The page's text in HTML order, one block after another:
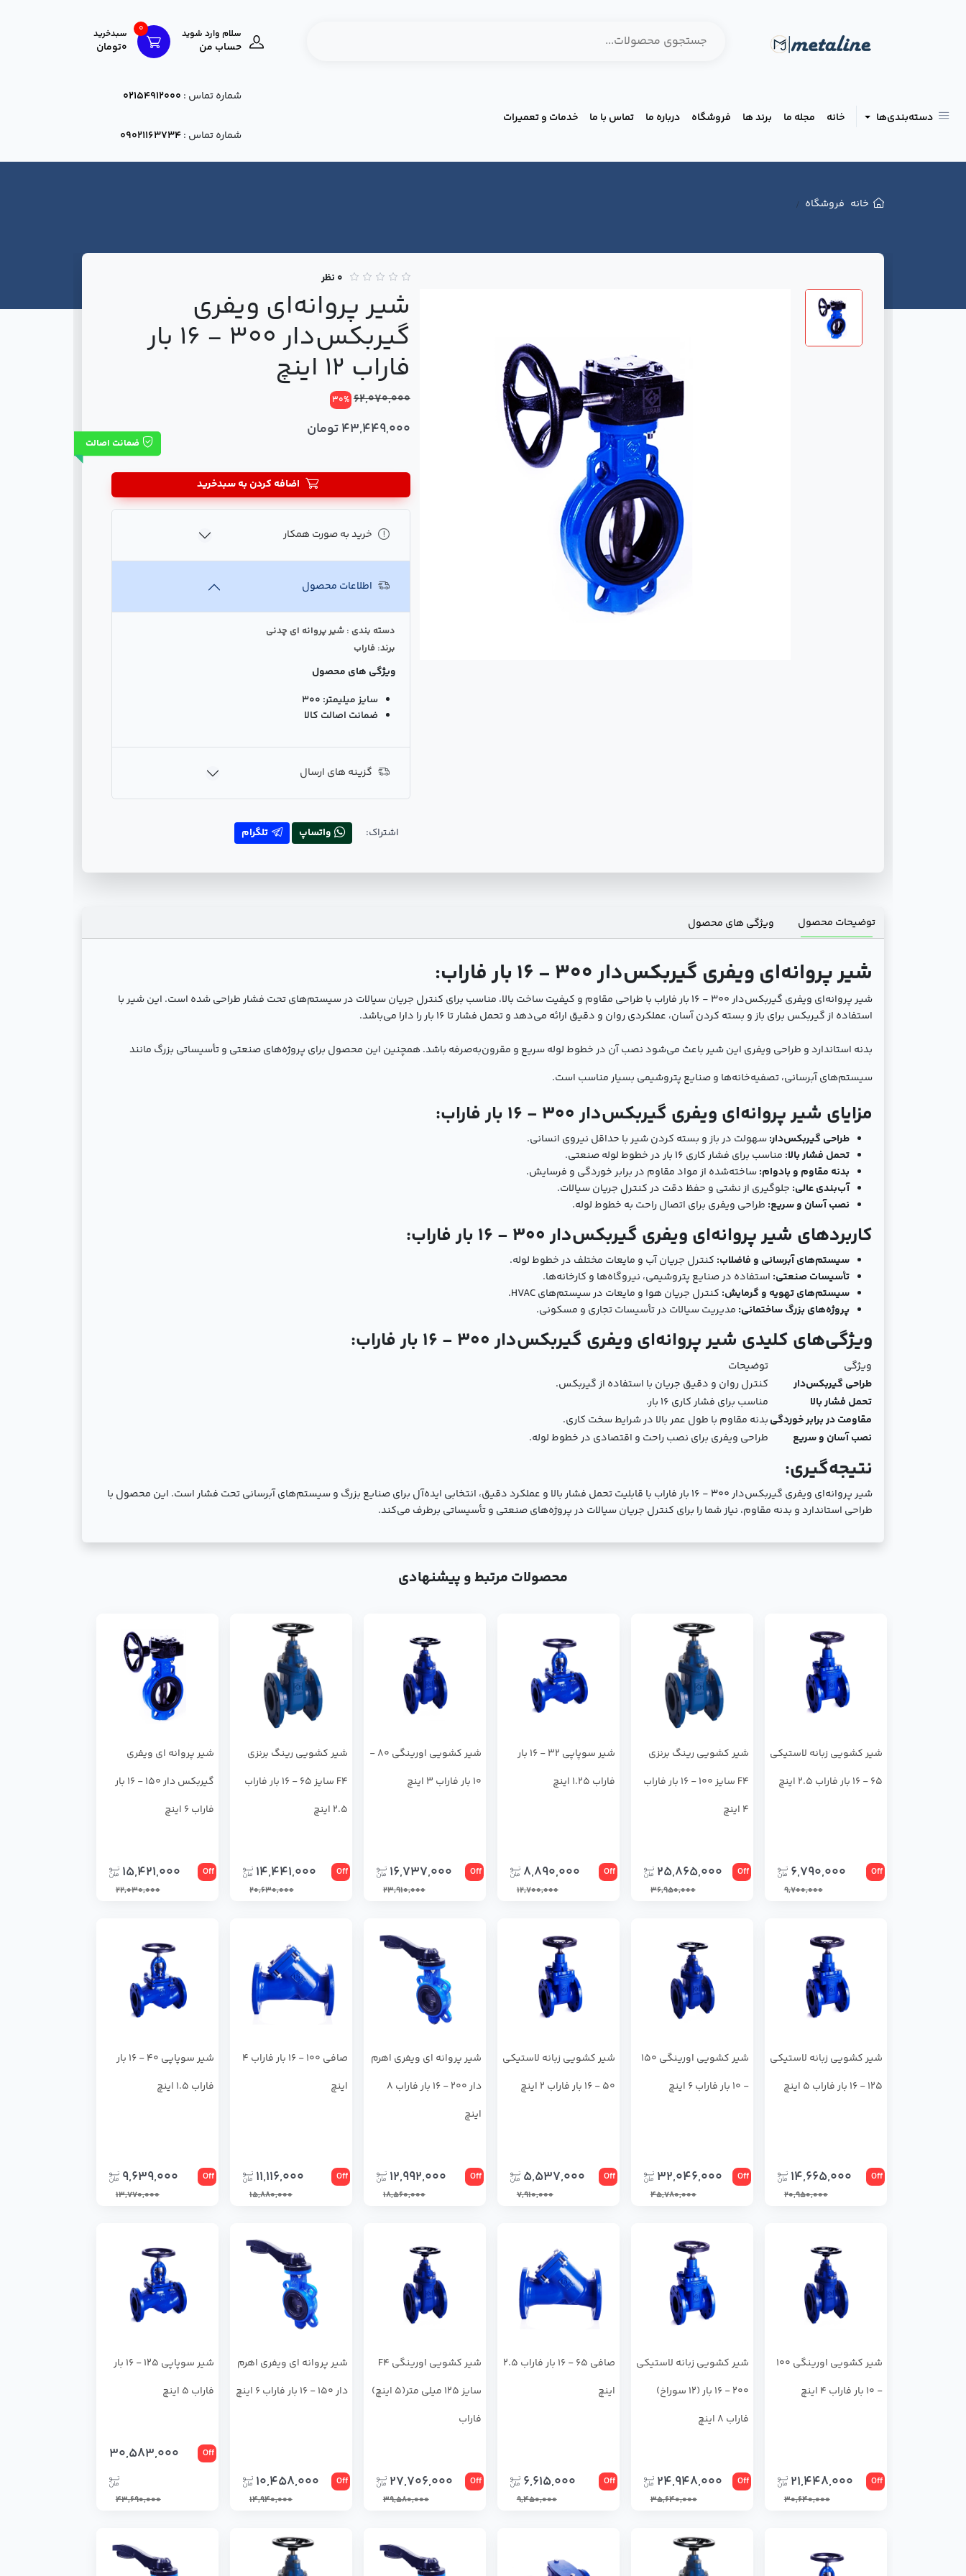
سلام وارد شوید
حساب من
0 سبدخرید
0تومان
دسته‌بندی‌ها خانه مجله ما برند ها فروشگاه درباره ما تماس با ما خدمات و تعمیرات
شماره تماس : 02154912000
شماره تماس :09021163734
خانه فروشگاه
0 نظر
شیر پروانه‌ای ویفری
گیربکس‌دار 300 - 16 بار
فاراب 12 اینچ
62,070,000
30%
43,449,000 تومان
ضمانت اصالت
اضافه کردن به سبدخرید
خرید به صورت همکار
اطلاعات محصول
دسته بندی : شیر پروانه ای چدنی
برند: فاراب
ویژگی های محصول
سایز میلیمتر: 300
ضمانت اصالت کالا
گزینه های ارسال
اشتراک: واتساپ تلگرام
توضیحات محصول ویژگی های محصول
شیر پروانه‌ای ویفری گیربکس‌دار 300 - 16 بار فاراب:
شیر پروانه‌ای ویفری گیربکس‌دار 300 - 16 بار فاراب با طراحی مقاوم و کیفیت ساخت بالا، مناسب برای کنترل جریان سیالات در سیستم‌های تحت فشار طراحی شده است. این شیر با
استفاده از گیربکس برای باز و بسته کردن آسان، عملکردی روان و دقیق ارائه می‌دهد و تحمل فشار تا 16 بار را دارا می‌باشد.
بدنه استاندارد و طراحی ویفری این شیر باعث می‌شود نصب آن در خطوط لوله سریع و مقرون‌به‌صرفه باشد. همچنین این محصول برای پروژه‌های صنعتی و تأسیساتی بزرگ مانند
سیستم‌های آبرسانی، تصفیه‌خانه‌ها و صنایع پتروشیمی بسیار مناسب است.
مزایای شیر پروانه‌ای ویفری گیربکس‌دار 300 - 16 بار فاراب:
طراحی گیربکس‌دار:سهولت در باز و بسته کردن شیر با حداقل نیروی انسانی.
تحمل فشار بالا: مناسب برای فشار کاری 16 بار در خطوط لوله صنعتی.
بدنه مقاوم و بادوام:ساخته‌شده از مواد مقاوم در برابر خوردگی و فرسایش.
آب‌بندی عالی: جلوگیری از نشتی و حفظ دقت در کنترل جریان سیالات.
نصب آسان و سریع: طراحی ویفری برای اتصال راحت به خطوط لوله.
کاربردهای شیر پروانه‌ای ویفری گیربکس‌دار 300 - 16 بار فاراب:
سیستم‌های آبرسانی و فاضلاب: کنترل جریان آب و مایعات مختلف در خطوط لوله.
تأسیسات صنعتی: استفاده در صنایع پتروشیمی، نیروگاه‌ها و کارخانه‌ها.
سیستم‌های تهویه و گرمایش: کنترل جریان هوا و مایعات در سیستم‌های HVAC.
پروژه‌های بزرگ ساختمانی: مدیریت سیالات در تأسیسات تجاری و مسکونی.
ویژگی‌های کلیدی شیر پروانه‌ای ویفری گیربکس‌دار 300 - 16 بار فاراب:
ویژگی
توضیحات
طراحی گیربکس‌دار
کنترل روان و دقیق جریان با استفاده از گیربکس.
تحمل فشار بالا
مناسب برای فشار کاری 16 بار.
مقاومت در برابر خوردگیبدنه مقاوم با طول عمر بالا در شرایط سخت کاری.
نصب آسان و سریع
طراحی ویفری برای نصب راحت و اقتصادی در خطوط لوله.
نتیجه‌گیری:
شیر پروانه‌ای ویفری گیربکس‌دار 300 - 16 بار فاراب با قابلیت تحمل فشار بالا و عملکرد دقیق، انتخابی ایده‌آل برای صنایع بزرگ و سیستم‌های آبرسانی تحت فشار است. این محصول با
طراحی استاندارد و بدنه مقاوم، نیاز شما را برای کنترل جریان سیالات در پروژه‌های صنعتی و تأسیساتی برطرف می‌کند.
محصولات مرتبط و پیشنهادی
شير كشويي زبانه لاستيكي
65 - 16 بار فاراب 2.5 اینچ
Off
6,790,000
9,700,000
شير كشويي رينگ برنزي
F4 سايز 100 - 16 بار فاراب
4 اینچ
Off
25,865,000
36,950,000
شير سوپاپي 32 - 16 بار
فاراب 1.25 اینچ
Off
8,890,000
12,700,000
شير كشويي اورينگي 80 -
10 بار فاراب 3 اینچ
Off
16,737,000
23,910,000
شير كشويي رينگ برنزي
F4 سايز 65 - 16 بار فاراب
2.5 اینچ
Off
14,441,000
20,630,000
شير پروانه اي ويفري
گيربكس دار 150 - 16 بار
فاراب 6 اینچ
Off
15,421,000
22,030,000
شير كشويي زبانه لاستيكي
125 - 16 بار فاراب 5 اینچ
Off
14,665,000
20,950,000
شير كشويي اورينگي 150
- 10 بار فاراب 6 اینچ
Off
32,046,000
45,780,000
شير كشويي زبانه لاستيكي
50 - 16 بار فاراب 2 اینچ
Off
5,537,000
7,910,000
شير پروانه اي ويفري اهرم
دار 200 - 16 بار فاراب 8
اینچ
Off
12,992,000
18,560,000
صافی 100 - 16 بار فاراب 4
اینچ
Off
11,116,000
15,880,000
شير سوپاپي 40 - 16 بار
فاراب 1.5 اینچ
Off
9,639,000
13,770,000
شیر کشویی اورینگی 100
- 10 بار فاراب 4 اینچ
Off
21,448,000
30,640,000
شیر کشویی زبانه لاستیکی
200 - 16 بار (12 سوراخ)
فاراب 8 اینچ
Off
24,948,000
35,640,000
صافی 65 - 16 بار فاراب 2.5
اینچ
Off
6,615,000
9,450,000
شیر کشویی اورینگی F4
سایز 125 میلی متر(5 اینچ)
فاراب
Off
27,706,000
39,580,000
شير پروانه اي ويفري اهرم
دار 150 - 16 بار فاراب 6 اینچ
Off
10,458,000
14,940,000
شیر سوپاپی 125 - 16 بار
فاراب 5 اینچ
Off
30,583,000
43,690,000